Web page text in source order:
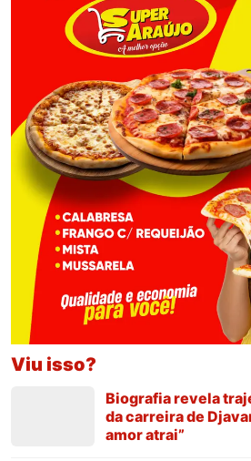
Viu isso?
Biografia revela
da carreira de
amor atrai”